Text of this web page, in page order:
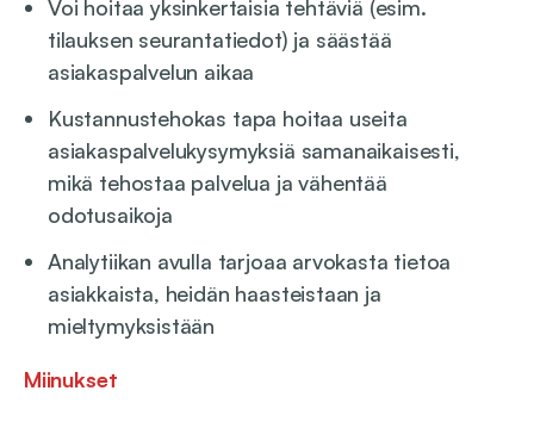
Voi hoitaa yksinkertaisia tehtäviä (esim.
tilauksen seurantatiedot) ja säästää
asiakaspalvelun aikaa
Kustannustehokas tapa hoitaa useita
asiakaspalvelukysymyksiä samanaikaisesti,
mikä tehostaa palvelua ja vähentää
odotusaikoja
Analytiikan avulla tarjoaa arvokasta tietoa
asiakkaista, heidän haasteistaan ja
mieltymyksistään
Miinukset